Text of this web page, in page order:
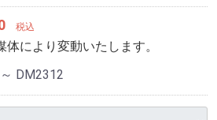
税込
により変動いたします。
DM2312